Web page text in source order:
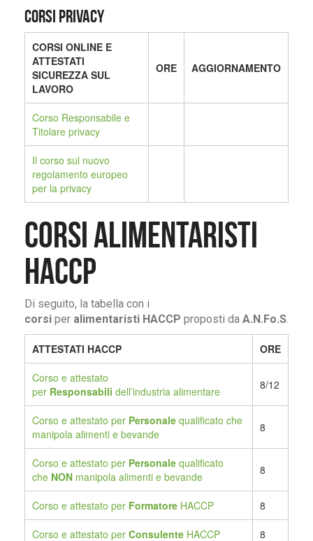
CORSI PRIVACY
CORSI ONLINE E
ATTESTATI
SICUREZZA SUL
LAVORO
ORE AGGIORNAMENTO
Corso Responsabile e
Titolare privacy
Il corso sul nuovo
regolamento europeo
per la privacy
CORSI ALIMENTARISTI
HACCP
Di seguito, la tabella con i
corsi per alimentaristi HACCP proposti da A.N.Fo.S.
ATTESTATI HACCP ORE
Corso e attestato
per Responsabili dell’industria alimentare 8/12
Corso e attestato per Personale qualificato che
manipola alimenti e bevande
8
Corso e attestato per Personale qualificato
che NON manipola alimenti e bevande 8
Corso e attestato per Formatore HACCP 8
Corso e attestato per Consulente HACCP 8